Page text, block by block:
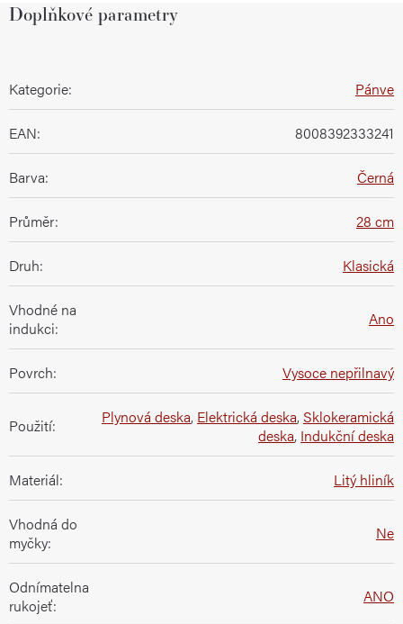
Doplňkové parametry
Kategorie: Pánve
EAN: 8008392333241
Barva: Černá
Průměr: 28 cm
Druh: Klasická
Vhodné na
indukci: Ano
Povrch: Vysoce nepřilnavý
Použití: Plynová deska, Elektrická deska, Sklokeramická
deska, Indukční deska
Materiál: Litý hliník
Vhodná do
myčky: Ne
Odnímatelna
rukojeť: ANO